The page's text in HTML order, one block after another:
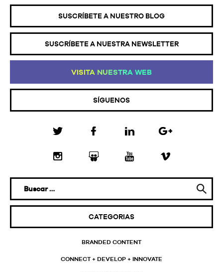
SUSCRÍBETE A NUESTRO BLOG
SUSCRÍBETE A NUESTRA NEWSLETTER
VISITA NUESTRA WEB
SÍGUENOS
CATEGORIAS
BRANDED CONTENT
CONNECT + DEVELOP + INNOVATE